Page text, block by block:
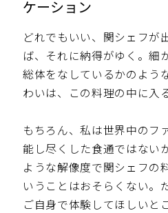
ケーション
どれでもいい、関シェフが
ば、それに納得がゆく。細
総体をなしているかのよう
わいは、この料理の中に入
もちろん、私は世界中のフ
能し尽くした食通ではない
ような解像度で関シェフの
いうことはおそらくない。
ご自身で体験してほしいと